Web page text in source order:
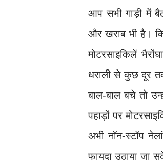
आप सभी गाड़ी में
और खराब भी है।
मोटरसाइकिलें
धराली से कुछ दूर
बाल-बाल बचे तो
पहाड़ों पर
अभी नॉन-स्टॉप
फायदा उठाया जा